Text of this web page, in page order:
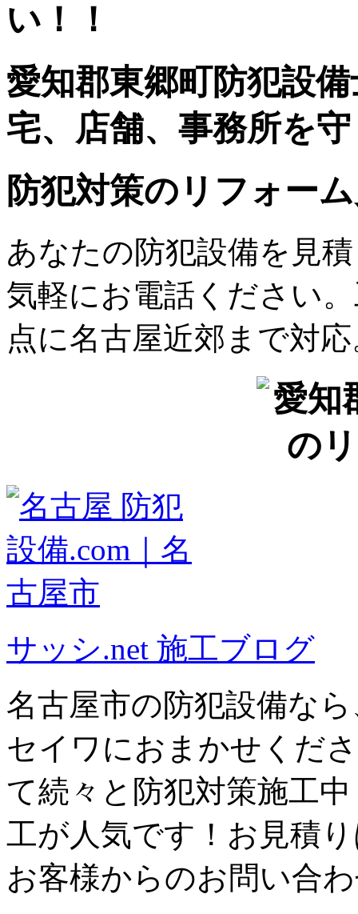
い！！
愛知郡東郷町防犯設
宅、店舗、事務所を
防犯対策のリフォー
あなたの防犯設備を見
気軽にお電話ください
点に名古屋近郊まで対
サッシ.net 施工ブログ
名古屋市の防犯設備な
セイワにおまかせくだ
て続々と防犯対策施工
工が人気です！お見積
お客様からのお問い合